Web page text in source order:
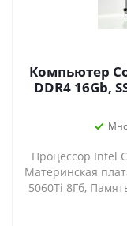
Компьютер
DDR4 16Gb, SSD 1000Гб, H610M. Купить в
Процессор Intel
Материнская
5060Ti 8Гб,